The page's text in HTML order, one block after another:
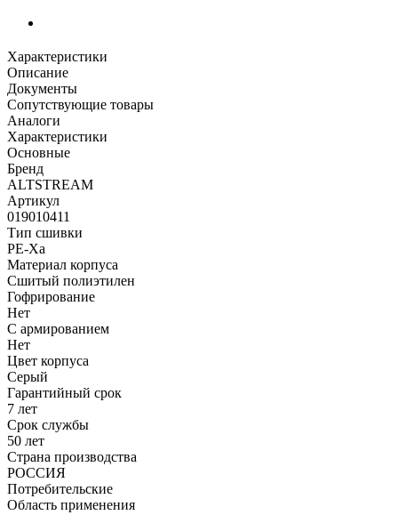
Характеристики
Описание
Документы
Сопутствующие товары
Аналоги
Характеристики
Основные
Бренд
ALTSTREAM
Артикул
019010411
Тип сшивки
PE-Xa
Материал корпуса
Сшитый полиэтилен
Гофрирование
Нет
С армированием
Нет
Цвет корпуса
Серый
Гарантийный срок
7 лет
Срок службы
50 лет
Страна производства
РОССИЯ
Потребительские
Область применения